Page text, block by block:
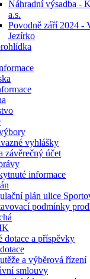
Náhradní výsadba -
a.s.
Povodně září 2024 -
Jezírko
vyhlášky
závěrečný účet
informace
plán ulice
podmínky
dotace a příspěvky
a výběrová řízení
smlouvy